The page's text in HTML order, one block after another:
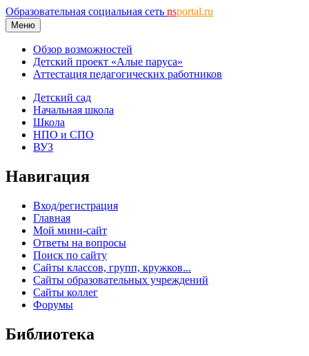
Образовательная социальная сеть nsportal.ru
Меню
Обзор возможностей
Детский проект «Алые паруса»
Аттестация педагогических работников
Детский сад
Начальная школа
Школа
НПО и СПО
ВУЗ
Навигация
Вход/регистрация
Главная
Мой мини-сайт
Ответы на вопросы
Поиск по сайту
Сайты классов, групп, кружков...
Сайты образовательных учреждений
Сайты коллег
Форумы
Библиотека